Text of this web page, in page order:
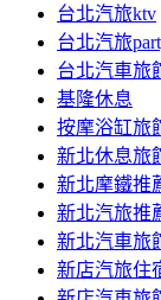
台北汽旅ktv
台北汽旅
台北汽車旅
基隆休息
按摩浴缸旅
新北休息旅
新北摩鐵推
新北汽旅推
新北汽車旅
新店汽旅住